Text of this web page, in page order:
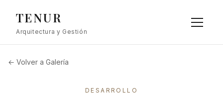
TENUR
Arquitectura y Gestión
← Volver a Galería
DESARROLLO